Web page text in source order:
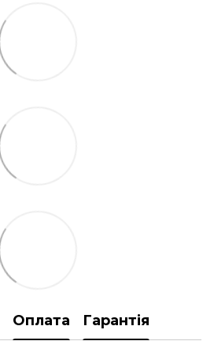
Оплата Гарантія